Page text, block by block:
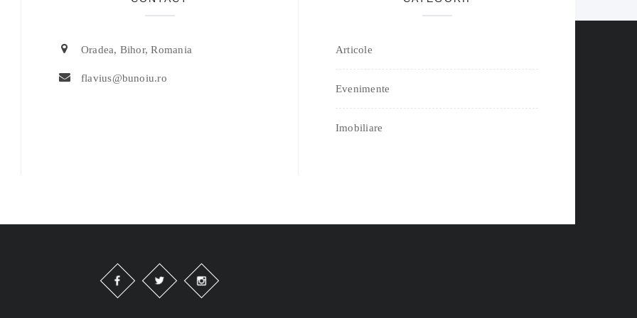
Oradea, Bihor, Romania
flavius@bunoiu.ro
Articole
Evenimente
Imobiliare